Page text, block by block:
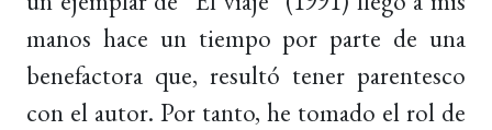
manos hace un tiempo por parte de una
benefactora que, resultó tener parentesco
con el autor. Por tanto, he tomado el rol de